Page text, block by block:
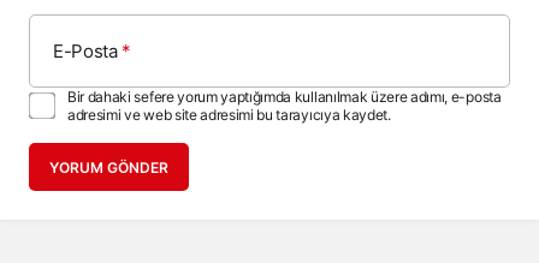
E-Posta*
Bir dahaki sefere yorum yaptığımda kullanılmak üzere adımı, e-posta
adresimi ve web site adresimi bu tarayıcıya kaydet.
YORUM GÖNDER